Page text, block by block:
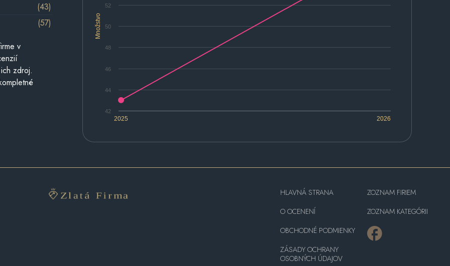
Množstvo
2025 2026
42
44
46
48
50
52
(43)
(57)
v
zdroj.
HLAVNÁ STRANA
O OCENENÍ
OBCHODNÉ PODMIENKY
ZÁSADY OCHRANY
OSOBNÝCH ÚDAJOV
ZOZNAM FIRIEM
ZOZNAM KATEGÓRII